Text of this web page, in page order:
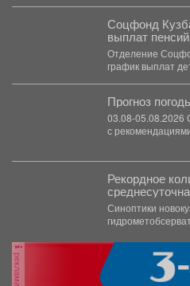
Соцфонд
выплат
Отделение
график выплат
Прогноз
03.08-05.08.2026
с
Рекордное
тропиках.
Синоптики
выдался второй
реклама